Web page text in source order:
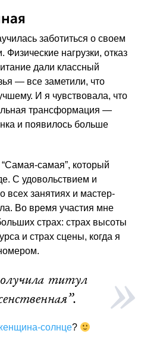
заботиться о своем
Физические нагрузки, отказ
дали классный
— все заметили, что
И я чувствовала, что
трансформация —
и появилось больше
самая”, который
С удовольствием и
всех занятиях и мастер-
Во время участия мне
страх: страх высоты
и страх сцены, когда я
титул
солнце?